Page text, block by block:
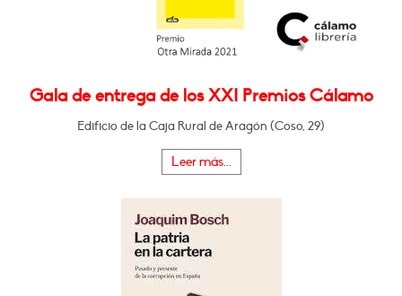
Gala de entrega de los XXI Premios Cálamo
Edificio de la Caja Rural de Aragón (Coso, 29)
Leer más...